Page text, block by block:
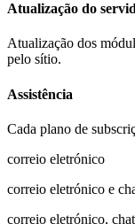
Atualização do
Atualização dos
pelo sítio.
Assistência
Cada plano de
correio eletrónico
correio eletrónico e
correio eletrónico,